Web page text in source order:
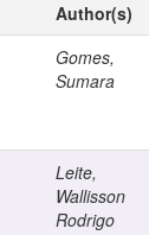
Author(s)
Gomes,
Sumara
Leite,
Wallisson
Rodrigo